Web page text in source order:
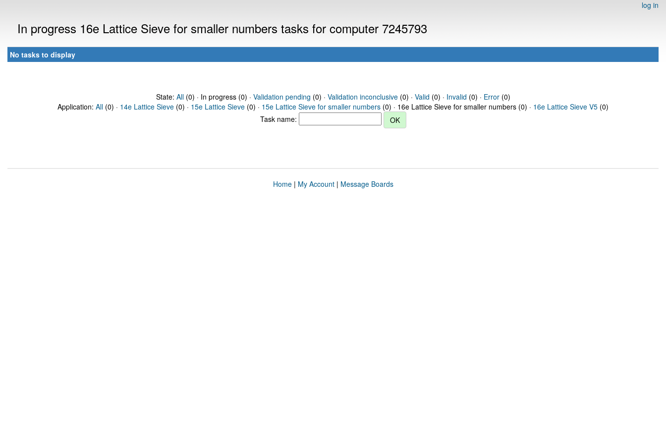
log in
In progress 16e Lattice Sieve for smaller numbers tasks for computer 7245793
No tasks to display
State: All(0) · In progress (0) · Validation pending (0) · Validation inconclusive(0) · Valid (0) · Invalid (0) · Error(0)
Application: All (0) · 14e Lattice Sieve (0) · 15e Lattice Sieve (0) · 15e Lattice Sieve for smaller numbers (0) · 16e Lattice Sieve for smaller numbers (0) · 16e Lattice Sieve V5 (0)
Task name:
Home| My Account| Message Boards